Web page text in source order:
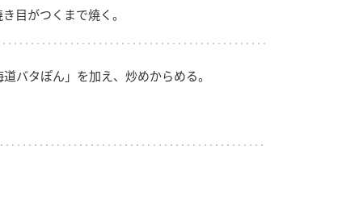
目がつくまで焼く。
バタぽん」を加え、炒めからめる。